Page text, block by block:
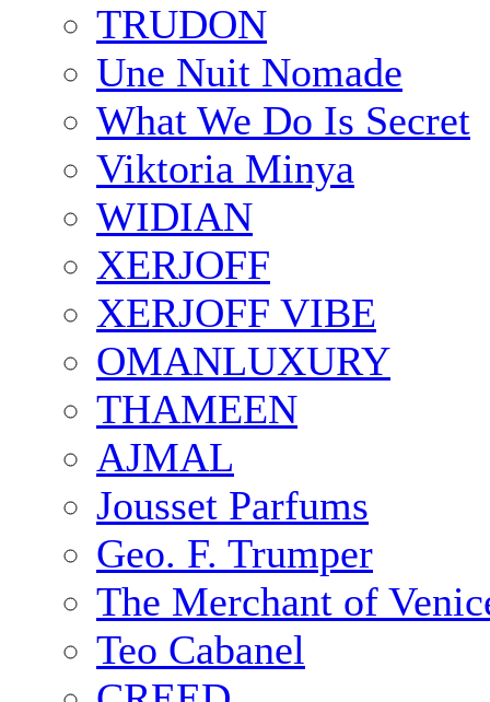
TRUDON
Une Nuit Nomade
What We Do Is Secret
Viktoria Minya
WIDIAN
XERJOFF
XERJOFF VIBE
OMANLUXURY
THAMEEN
AJMAL
Jousset Parfums
Geo. F. Trumper
The Merchant of
Teo Cabanel